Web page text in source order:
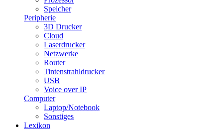
Speicher
Peripherie
3D Drucker
Cloud
Laserdrucker
Netzwerke
Router
Tintenstrahldrucker
USB
Voice over IP
Computer
Laptop/Notebook
Sonstiges
Lexikon